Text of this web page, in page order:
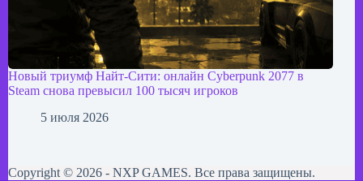
Новый триумф Найт-Сити: онлайн Cyberpunk 2077 в
Steam снова превысил 100 тысяч игроков
5 июля 2026
Copyright © 2026 - NXP GAMES. Все права защищены.